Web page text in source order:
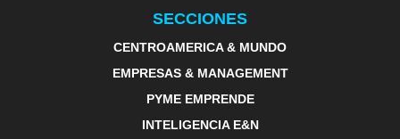
SECCIONES
CENTROAMERICA & MUNDO
EMPRESAS & MANAGEMENT
PYME EMPRENDE
INTELIGENCIA E&N